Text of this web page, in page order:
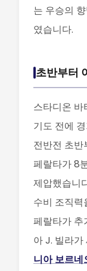
는 우승의
였습니다.
초반부터
스타디온
기도 전에
전반전 초반
페랄타가 8
제압했습니
수비 조직력
페랄타가 추
아 J. 빌라
니아 보르네